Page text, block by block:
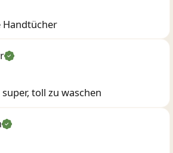
Handtücher
toll zu waschen